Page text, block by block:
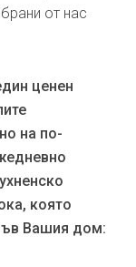
от нас
ценен
на по-
която
Вашия дом: